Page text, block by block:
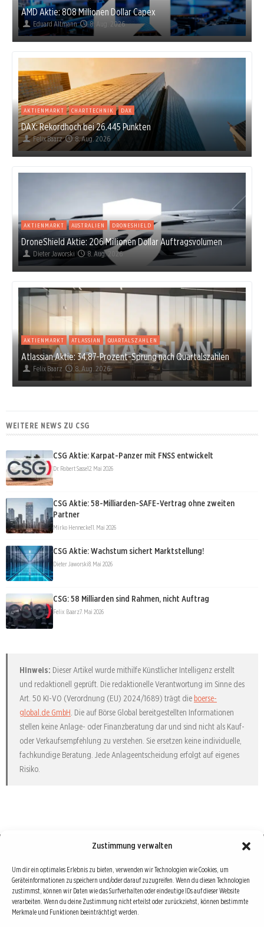
Zustimmung verwalten
Um dir ein optimales Erlebnis zu bieten, verwenden wir Technologien wie Cookies, um
Geräteinformationen zu speichern und/oder darauf zuzugreifen. Wenn du diesen Technologien
zustimmst, können wir Daten wie das Surfverhalten oder eindeutige IDs auf dieser Website
verarbeiten. Wenn du deine Zustimmung nicht erteilst oder zurückziehst, können bestimmte
Merkmale und Funktionen beeinträchtigt werden.
AMD Aktie: 808 Millionen Dollar Capex
Eduard Altmann 8. Aug. 2026
AKTIENMARKT CHARTTECHNIK DAX
DAX: Rekordhoch bei 26.445 Punkten
Felix Baarz 8. Aug. 2026
AKTIENMARKT AUSTRALIEN DRONESHIELD
DroneShield Aktie: 206 Millionen Dollar Auftragsvolumen
Dieter Jaworski 8. Aug. 2026
AKTIENMARKT ATLASSIAN QUARTALSZAHLEN
Atlassian Aktie: 34,87-Prozent-Sprung nach Quartalszahlen
Felix Baarz 8. Aug. 2026
WEITERE NEWS ZU CSG
CSG Aktie: Karpat-Panzer mit FNSS entwickelt
Dr. Robert Sasse12. Mai 2026
CSG Aktie: 58-Milliarden-SAFE-Vertrag ohne zweiten
Partner
Mirko Hennecke11. Mai 2026
CSG Aktie: Wachstum sichert Marktstellung!
Dieter Jaworski8. Mai 2026
CSG: 58 Milliarden sind Rahmen, nicht Auftrag
Felix Baarz7. Mai 2026
Hinweis: Dieser Artikel wurde mithilfe Künstlicher Intelligenz erstellt
und redaktionell geprüft. Die redaktionelle Verantwortung im Sinne des
Art. 50 KI-VO (Verordnung (EU) 2024/1689) trägt die boerse-
global.de GmbH. Die auf Börse Global bereitgestellten Informationen
stellen keine Anlage- oder Finanzberatung dar und sind nicht als Kauf-
oder Verkaufsempfehlung zu verstehen. Sie ersetzen keine individuelle,
fachkundige Beratung. Jede Anlageentscheidung erfolgt auf eigenes
Risiko.
Börse : lokal, international, global
Erfolgreiche Börsengeschäfte bedingen vor allem drei Dinge: Verlässliche Informationen,
richtige Interpretationen und unabhängige Informationsquellen. Diese drei Bausteine sind
auch die redaktionelle Leitlinie von Börse Global.